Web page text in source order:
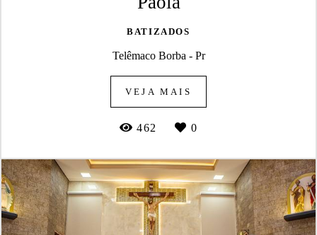
BATIZADOS
Telêmaco Borba - Pr
VEJA MAIS
462 0